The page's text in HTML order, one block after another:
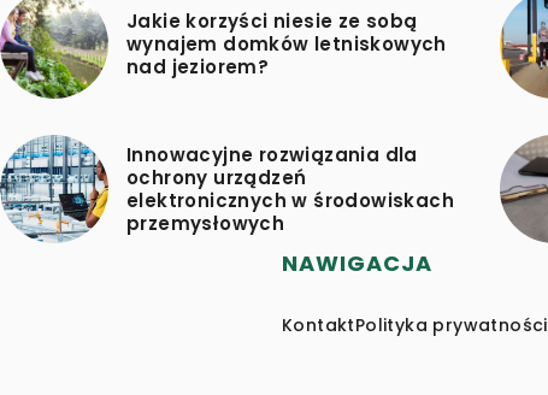
Jakie korzyści niesie ze sobą
wynajem domków letniskowych
nad jeziorem?
Innowacyjne rozwiązania dla
ochrony urządzeń
elektronicznych w środowiskach
przemysłowych
NAWIGACJA
KontaktPolityka prywatności